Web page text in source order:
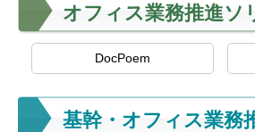
と
コ
ス
削
減
オフィス業務推進ソ
DocPoem
基幹・オフィス業務